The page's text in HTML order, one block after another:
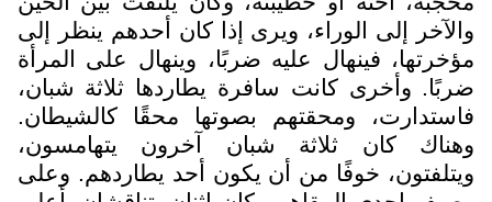
والآخر إلى الوراء، ويرى إذا كان أحدهم ينظر إلى
مؤخرتها، فينهال عليه ضربًا، وينهال على المرأة
ضربًا. وأخرى كانت سافرة يطاردها ثلاثة شبان،
فاستدارت، ومحقتهم بصوتها محقًا كالشيطان.
وهناك كان ثلاثة شبان آخرون يتهامسون،
ويتلفتون، خوفًا من أن يكون أحد يطاردهم. وعلى